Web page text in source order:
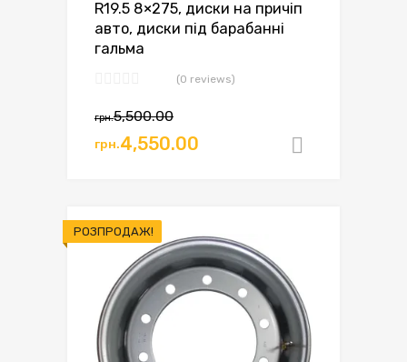
R19.5 8×275, диски на причіп
авто, диски під барабанні
гальма
(0 reviews)
грн.5,500.00Оригінальна
ціна:
грн.4,550.00
Поточна
ціна:
РОЗПРОДАЖ!